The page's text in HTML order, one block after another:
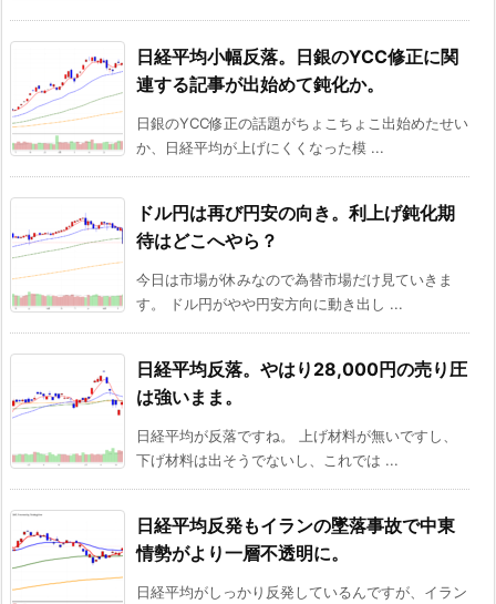
日経平均小幅反落。日銀のYCC修正に関
連する記事が出始めて鈍化か。
日銀のYCC修正の話題がちょこちょこ出始めたせい
か、日経平均が上げにくくなった模 ...
ドル円は再び円安の向き。利上げ鈍化期
待はどこへやら？
今日は市場が休みなので為替市場だけ見ていきま
す。 ドル円がやや円安方向に動き出し ...
日経平均反落。やはり28,000円の売り圧
は強いまま。
日経平均が反落ですね。 上げ材料が無いですし、
下げ材料は出そうでないし、これでは ...
日経平均反発もイランの墜落事故で中東
情勢がより一層不透明に。
日経平均がしっかり反発しているんですが、イラン